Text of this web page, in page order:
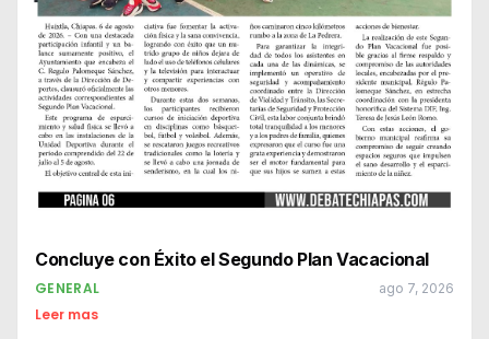
Concluye con Éxito el Segundo Plan Vacacional
GENERAL ago 7, 2026
Leer mas